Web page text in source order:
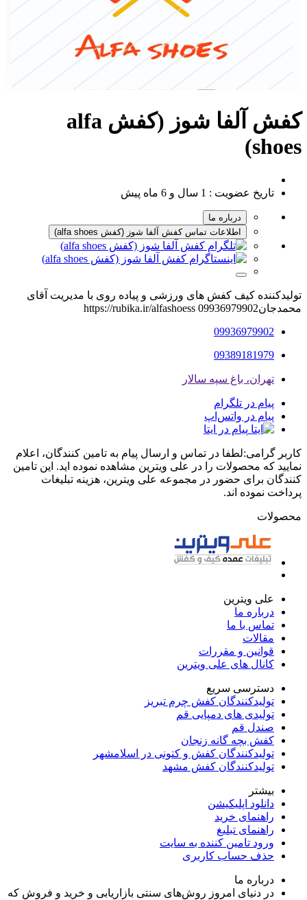
کفش آلفا شوز (کفش alfa
shoes)
تاریخ عضویت : 1 سال و 6 ماه پیش
درباره ما
اطلاعات تماس کفش آلفا شوز (کفش alfa shoes)
تولیدکننده کیف کفش های ورزشی و پیاده روی با مدیریت آقای
محمدجان09936979902 https://rubika.ir/alfashoess
09936979902
09389181979
تهران، باغ سپه سالار
پیام در تلگرام
پیام در واتس‌اپ
پیام در ایتا
کاربر گرامی:لطفا در تماس و ارسال پیام به تامین کنندگان، اعلام
نمایید که محصولات را در علی ویترین مشاهده نموده اید. این تامین
کنندگان برای حضور در مجموعه علی ویترین، هزینه تبلیغات
پرداخت نموده اند.
محصولات
علی ویترین
درباره ما
تماس با ما
مقالات
قوانین و مقررات
کانال های علی ویترین
دسترسی سریع
تولیدکنندگان کفش چرم تبریز
تولیدی های دمپایی قم
صندل قم
کفش بچه گانه زنجان
تولیدکنندگان کفش و کتونی در اسلامشهر
تولیدکنندگان کفش مشهد
بیشتر
دانلود اپلیکیشن
راهنمای خرید
راهنمای تبلیغ
ورود تامین کننده به سایت
حذف حساب کاربری
درباره ما
در دنیای امروز روش‌های سنتی بازاریابی و خرید و فروش که